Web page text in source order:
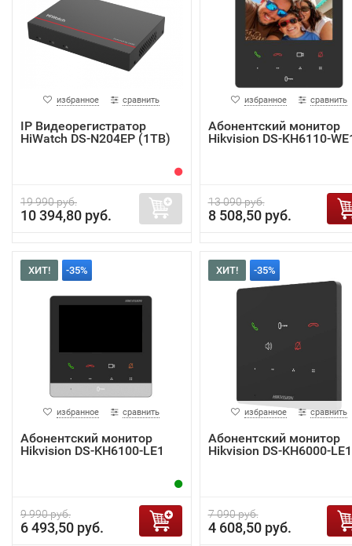
избранное сравнить
IP Видеорегистратор
HiWatch DS-N204EP (1TB)
19 990 руб.
10 394,80 руб.
избранное сравнить
Абонентский монитор
Hikvision DS-KH6110-
13 090 руб.
8 508,50 руб.
ХИТ! -35%
избранное сравнить
Абонентский монитор
Hikvision DS-KH6100-LE1
9 990 руб.
6 493,50 руб.
ХИТ! -35%
избранное сравнить
Абонентский монитор
Hikvision DS-KH6000-LE1
7 090 руб.
4 608,50 руб.